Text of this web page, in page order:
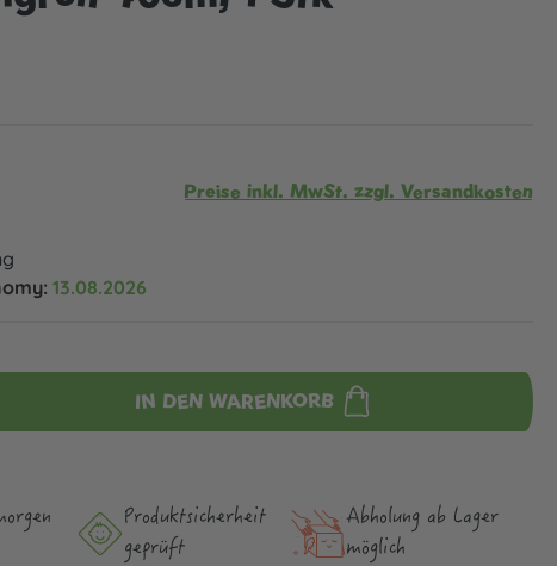
Preise inkl. MwSt. zzgl. Versandkosten
13.08.2026
IN DEN WARENKORB
Produktsicher­heit
geprüft
Abholung ab Lager
möglich